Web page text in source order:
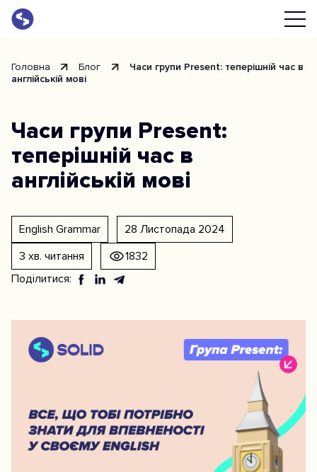
Головна Блог
Часи групи Present: теперішній час в
англійській мові
Часи групи Present:
теперішній час в
англійській мові
English Grammar
28 Листопада 2024
3 хв. читання
1832
Поділитися: